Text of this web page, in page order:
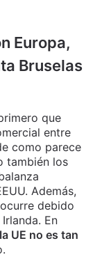
Europa,
Bruselas
que
entre
como parece
también los
Además,
debido
En
UE no es tan